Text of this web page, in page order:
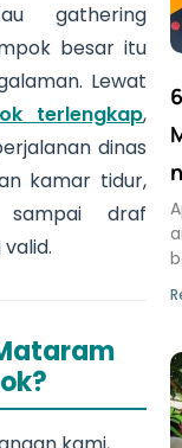
gathering
besar itu
Lewat
terlengkap,
dinas
kamar tidur,
sampai draf